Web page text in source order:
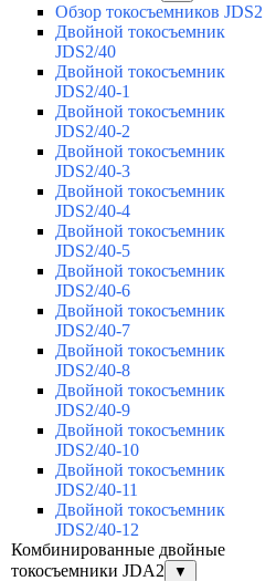
Обзор токосъемников JDS2
Двойной токосъемник
JDS2/40
Двойной токосъемник
JDS2/40-1
Двойной токосъемник
JDS2/40-2
Двойной токосъемник
JDS2/40-3
Двойной токосъемник
JDS2/40-4
Двойной токосъемник
JDS2/40-5
Двойной токосъемник
JDS2/40-6
Двойной токосъемник
JDS2/40-7
Двойной токосъемник
JDS2/40-8
Двойной токосъемник
JDS2/40-9
Двойной токосъемник
JDS2/40-10
Двойной токосъемник
JDS2/40-11
Двойной токосъемник
JDS2/40-12
Комбинированные двойные
токосъемники JDA2
▼